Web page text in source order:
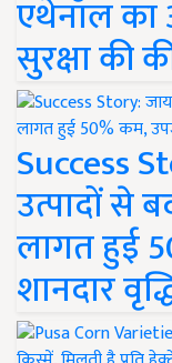
एथेनॉल का
सुरक्षा की
Success
उत्पादों से
लागत हुई
शानदार